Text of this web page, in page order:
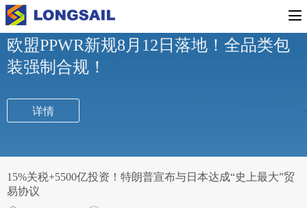
行业新闻 公司新闻
欧盟PPWR新规8月12日落地！全品类包
装强制合规！
详情
15%关税+5500亿投资！特朗普宣布与日本达成“史上最大”贸
易协议